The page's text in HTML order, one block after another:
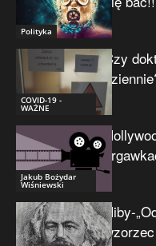
Polityka
COVID-19 -
WAŻNE
Czy
Jakub Bożydar
Wiśniewski
Niby-